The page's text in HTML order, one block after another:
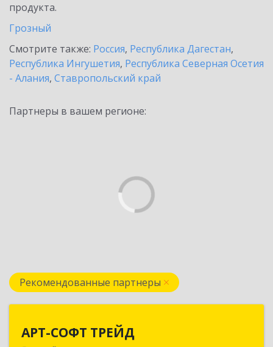
продукта.
Грозный
Смотрите также: Россия, Республика Дагестан,
Республика Ингушетия, Республика Северная Осетия
- Алания, Ставропольский край
Партнеры в вашем регионе:
Рекомендованные партнеры
АРТ-СОФТ ТРЕЙД